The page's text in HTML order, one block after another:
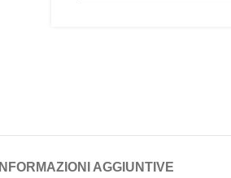
INFORMAZIONI AGGIUNTIVE